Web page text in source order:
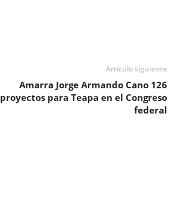
Artículo siguiente
Amarra Jorge Armando Cano 126
proyectos para Teapa en el Congreso
federal